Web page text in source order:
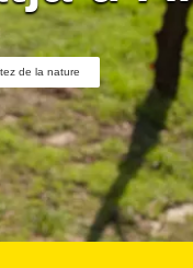
de la nature